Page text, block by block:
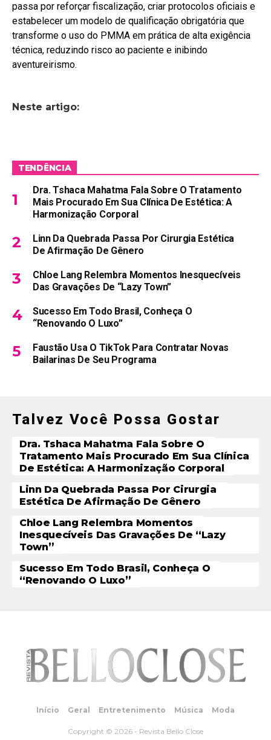
passa por reforçar fiscalização, criar protocolos oficiais e
estabelecer um modelo de qualificação obrigatória que
transforme o uso do PMMA em prática de alta exigência
técnica, reduzindo risco ao paciente e inibindo
aventureirismo.
Neste artigo:
TENDÊNCIA
Dra. Tshaca Mahatma Fala Sobre O Tratamento
Mais Procurado Em Sua Clínica De Estética: A
Harmonização Corporal
Linn Da Quebrada Passa Por Cirurgia Estética
De Afirmação De Gênero
Chloe Lang Relembra Momentos Inesquecíveis
Das Gravações De “Lazy Town”
Sucesso Em Todo Brasil, Conheça O
“Renovando O Luxo”
Faustão Usa O TikTok Para Contratar Novas
Bailarinas De Seu Programa
Talvez Você Possa Gostar
Dra. Tshaca Mahatma Fala Sobre O
Tratamento Mais Procurado Em Sua Clínica
De Estética: A Harmonização Corporal
Linn Da Quebrada Passa Por Cirurgia
Estética De Afirmação De Gênero
Chloe Lang Relembra Momentos
Inesquecíveis Das Gravações De “Lazy
Town”
Sucesso Em Todo Brasil, Conheça O
“Renovando O Luxo”
Início Geral Entretenimento Música Moda
Copyright © 2026 - Revista Bello Close